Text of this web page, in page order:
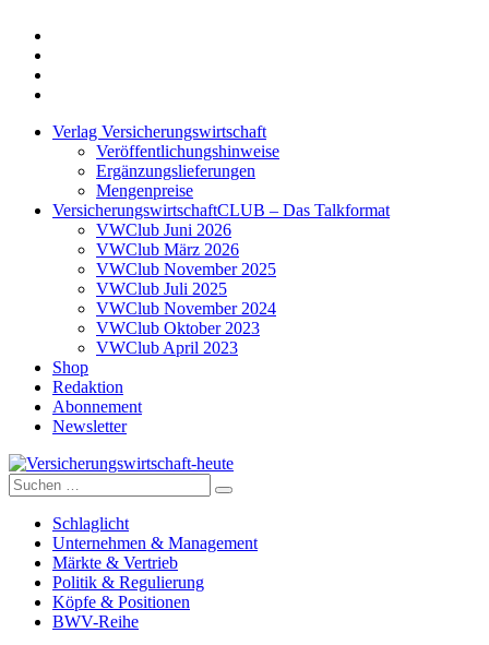
Verlag Versicherungswirtschaft
Veröffentlichungshinweise
Ergänzungslieferungen
Mengenpreise
VersicherungswirtschaftCLUB – Das Talkformat
VWClub Juni 2026
VWClub März 2026
VWClub November 2025
VWClub Juli 2025
VWClub November 2024
VWClub Oktober 2023
VWClub April 2023
Shop
Redaktion
Abonnement
Newsletter
Versicherungswirtschaft-heute
Suche
nach:
Schlaglicht
Unternehmen & Management
Märkte & Vertrieb
Politik & Regulierung
Köpfe & Positionen
BWV-Reihe